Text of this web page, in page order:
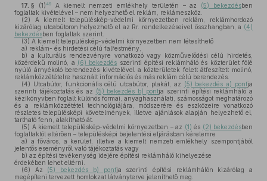
17. § (1)49A kiemelt nemzeti emlékhely területén – az (5) bekezdésben
foglaltak kivételével – nem helyezhető el reklám, reklámeszköz.
(2) A kiemelt településkép-védelmi környezetben reklám, reklámhordozó
kizárólag utcabútoron helyezhető el az Rr. rendelkezéseivel összhangban, a (4)
bekezdésben foglaltak szerint.
(3) A kiemelt településkép-védelmi környezetben nem létesíthető
a) reklám- és hirdetési célú falfestmény,
b) a kulturális rendezvényre vonatkozó vagy közművelődési célú hirdetés,
közérdekű molinó, a (6) bekezdés szerinti építési reklámháló és közterület fölé
nyúló árnyékoló berendezés kivételével a közterületek felett átfeszített molinó,
reklámközzétételre használt információs és más reklám célú berendezés.
(4) Utcabútor, funkcionális célú utcabútor, plakát, az (5) bekezdés a) pontja
szerinti tájékoztatás és az (5) bekezdés b) pontja szerinti építési reklámháló a
kézikönyvben foglalt különös formai, anyaghasználati, számosságot meghatározó
és a reklámközzététel technológiájára, módszerére és eszközeire vonatkozó
részletes településképi követelmények, illetve ajánlások alapján helyezhető el,
tartható fenn, alakítható át.
(5) A kiemelt településkép-védelmi környezetben – az (1) és (2) bekezdésben
foglaltaktól eltérően – településképi bejelentési eljárásban kérelemre
a) a főváros, a kerület, illetve a kiemelt nemzeti emlékhely szempontjából
jelentős eseményről való tájékoztatás vagy
b) az építési tevékenység idejére építési reklámháló kihelyezése
érdekében lehet eltérni.
(6) Az (5) bekezdés b) pontja szerinti építési reklámhálón kizárólag a
megépíteni tervezett homlokzat látványterve jeleníthető meg.